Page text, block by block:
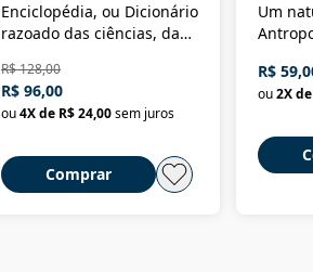
Enciclopédia, ou Dicionário
razoado das ciências, das
Civilização material
R$ 128,00
R$ 96,00
ou4X de R$ 24,00sem juros
Comprar
Um
R$
ou2X de